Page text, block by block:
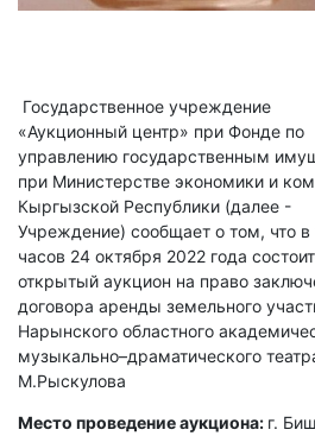
Государственное учреждение
«Аукционный центр» при Фонде по
управлению государственным
при Министерстве экономики и
Кыргызской Республики (далее -
Учреждение) сообщает о том, что в
часов 24 октября 2022 года
открытый аукцион на право
договора аренды земельного
Нарынского областного
музыкально–драматического
М.Рыскулова
Место проведение аукциона: г.